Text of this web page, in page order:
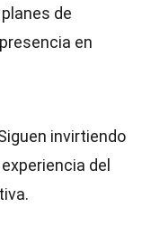
de
en
invirtiendo
del